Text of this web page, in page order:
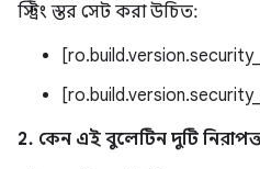
স্ট্রিং স্তর সেট করা উচিত:
2. কেন এই বুলেটিন দুটি